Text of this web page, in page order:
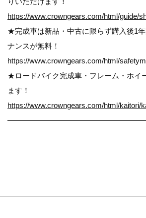
https://www.crowngears.com/html/guide/
★完成車は新品・中古に限らず購入後1
ナンスが無料！
https://www.crowngears.com/html/
★ロードバイク完成車・フレーム・ホイ
ます！
https://www.crowngears.com/html/kaitori/